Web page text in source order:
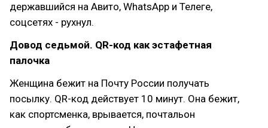
державшийся на Авито, WhatsApp и Телеге,
соцсетях - рухнул.
Довод седьмой. QR-код как эстафетная
палочка
Женщина бежит на Почту России получать
посылку. QR-код действует 10 минут. Она бежит,
как спортсменка, врывается, почтальон